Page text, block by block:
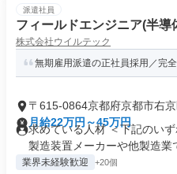
派遣社員
フィールドエンジニア(半
株式会社ウイルテック
無期雇用派遣の正社員採用／完
〒615-0864京都府京都市右京
町
月給22万円～45万円
求めている人材 ＜下記のい
製造装置メーカーや他製造業
業界未経験歓迎 +20個